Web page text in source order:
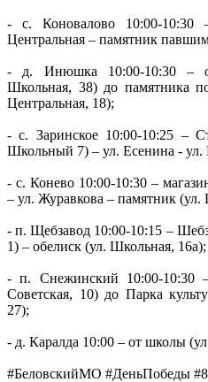
- с. Коновалово 10:00-
Центральная – памятник
- д. Инюшка 10:00-10:30 –
Школьная, 38) до памятника
Центральная, 18);
- с. Заринское 10:00-10:25 –
Школьный 7) – ул. Есенина -
- с. Конево 10:00-10:30 –
– ул. Журавкова – памятник (ул.
- п. Щебзавод 10:00-10:15 –
1) – обелиск (ул. Школьная, 16а);
- п. Снежинский 10:00-
Советская, 10) до Парка
27);
- д. Каралда 10:00 – от школы
#БеловскийМО #ДеньПобеды